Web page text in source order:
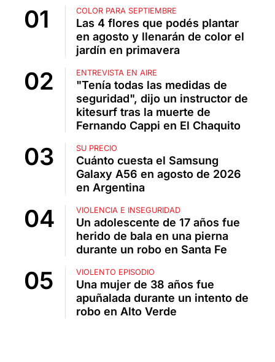
COLOR PARA SEPTIEMBRE
Las 4 flores que podés plantar
en agosto y llenarán de color el
jardín en primavera
ENTREVISTA EN AIRE
"Tenía todas las medidas de
seguridad", dijo un instructor de
kitesurf tras la muerte de
Fernando Cappi en El Chaquito
SU PRECIO
Cuánto cuesta el Samsung
Galaxy A56 en agosto de 2026
en Argentina
VIOLENCIA E INSEGURIDAD
Un adolescente de 17 años fue
herido de bala en una pierna
durante un robo en Santa Fe
VIOLENTO EPISODIO
Una mujer de 38 años fue
apuñalada durante un intento de
robo en Alto Verde